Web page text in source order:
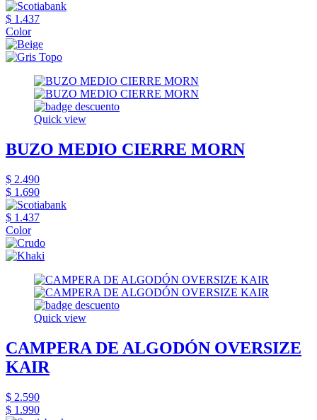
$ 1.437
Color
Quick view
BUZO MEDIO CIERRE MORN
$ 2.490
$ 1.690
$ 1.437
Color
Quick view
CAMPERA DE ALGODÓN OVERSIZE
KAIR
$ 2.590
$ 1.990